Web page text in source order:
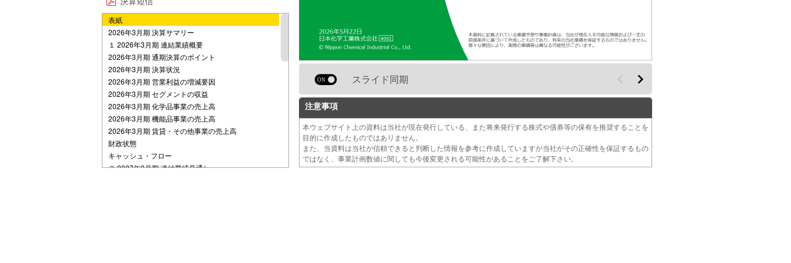
表紙
2026年3月期 決算サマリー
１ 2026年3月期 連結業績概要
2026年3月期 通期決算のポイント
2026年3月期 決算状況
2026年3月期 営業利益の増減要因
2026年3月期 セグメントの収益
2026年3月期 化学品事業の売上高
2026年3月期 機能品事業の売上高
2026年3月期 賃貸・その他事業の売上高
財政状態
キャッシュ・フロー
２ 2027年3月期 連結業績見通し
スライド同期
注意事項
本ウェブサイト上の資料は当社が現在発行している、また将来発行する株式や債券等の保有を推奨することを
目的に作成したものではありません。
また、当資料は当社が信頼できると判断した情報を参考に作成していますが当社がその正確性を保証するもの
ではなく、事業計画数値に関しても今後変更される可能性があることをご了解下さい。